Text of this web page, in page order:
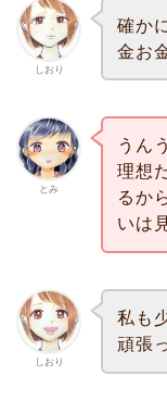
しおり
確か
金お
とみ
うん
理想
るか
いは
しおり
私も
頑張